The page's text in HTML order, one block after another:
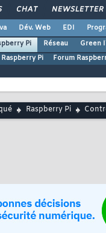
CHAT NEWSLETTER
Dév. Web EDI
Pi Réseau Green
Pi Forum
Raspberry Pi